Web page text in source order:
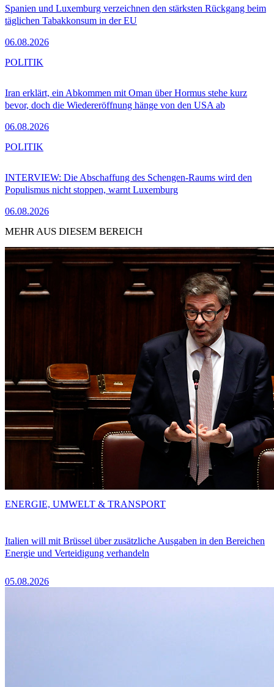
Spanien und Luxemburg verzeichnen den stärksten Rückgang beim
täglichen Tabakkonsum in der EU
06.08.2026
Iran erklärt, ein Abkommen mit Oman über Hormus stehe kurz
bevor, doch die Wiedereröffnung hänge von den USA ab
06.08.2026
POLITIK
INTERVIEW: Die Abschaffung des Schengen-Raums wird den
Populismus nicht stoppen, warnt Luxemburg
06.08.2026
POLITIK
MEHR AUS DIESEM BEREICH
Italien will mit Brüssel über zusätzliche Ausgaben in den Bereichen
Energie und Verteidigung verhandeln
05.08.2026
ENERGIE, UMWELT & TRANSPORT